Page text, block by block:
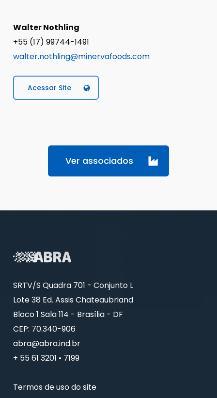
Walter Nothling
+55 (17) 99744-1491
walter.nothling@minervafoods.com
Acessar Site
Ver associados
SRTV/S Quadra 701 - Conjunto L
Lote 38 Ed. Assis Chateaubriand
Bloco 1 Sala 114 - Brasília - DF
CEP: 70.340-906
abra@abra.ind.br
+ 55 61 3201 • 7199
Termos de uso do site